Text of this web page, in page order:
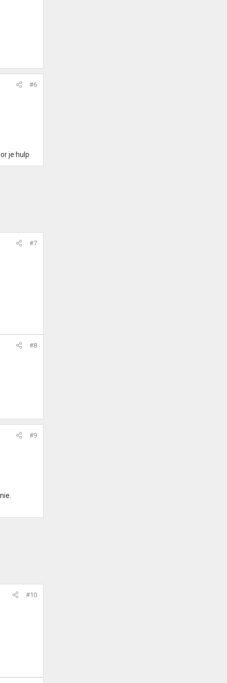
#6
je hulp
#7
#8
#9
#10